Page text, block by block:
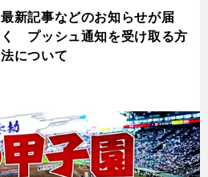
最新記事などのお知らせが届
く プッシュ通知を受け取る方
法について